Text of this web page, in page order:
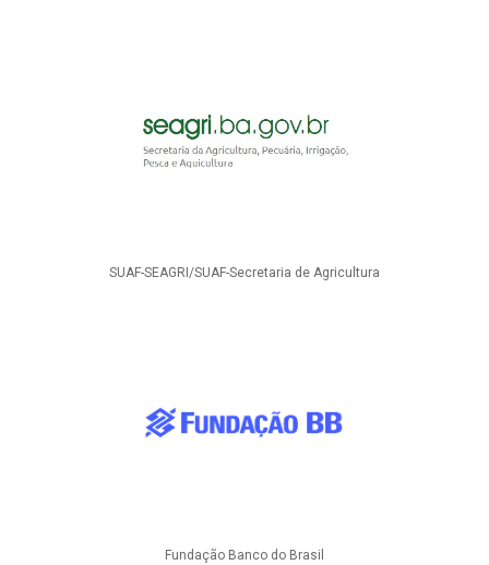
SUAF-SEAGRI/SUAF-Secretaria de Agricultura
Fundação Banco do Brasil